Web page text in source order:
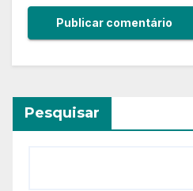
Pesquisar